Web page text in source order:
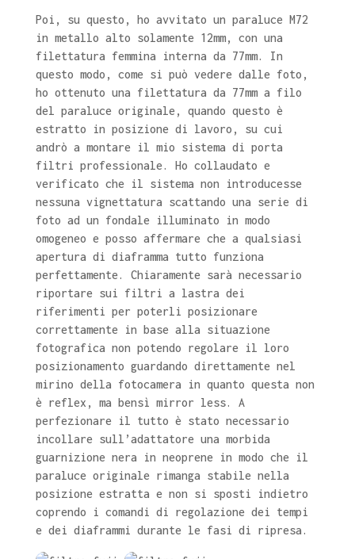
Poi, su questo, ho avvitato un paraluce M72
in metallo alto solamente 12mm, con una
filettatura femmina interna da 77mm. In
questo modo, come si può vedere dalle foto,
ho ottenuto una filettatura da 77mm a filo
del paraluce originale, quando questo è
estratto in posizione di lavoro, su cui
andrò a montare il mio sistema di porta
filtri professionale. Ho collaudato e
verificato che il sistema non introducesse
nessuna vignettatura scattando una serie di
foto ad un fondale illuminato in modo
omogeneo e posso affermare che a qualsiasi
apertura di diaframma tutto funziona
perfettamente. Chiaramente sarà necessario
riportare sui filtri a lastra dei
riferimenti per poterli posizionare
correttamente in base alla situazione
fotografica non potendo regolare il loro
posizionamento guardando direttamente nel
mirino della fotocamera in quanto questa non
è reflex, ma bensì mirror less. A
perfezionare il tutto è stato necessario
incollare sull’adattatore una morbida
guarnizione nera in neoprene in modo che il
paraluce originale rimanga stabile nella
posizione estratta e non si sposti indietro
coprendo i comandi di regolazione dei tempi
e dei diaframmi durante le fasi di ripresa.